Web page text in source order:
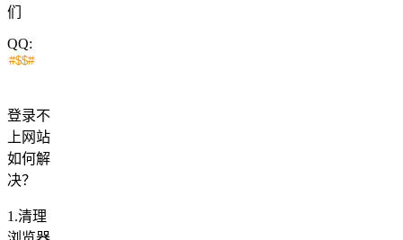
们
QQ:
登录不
上网站
如何解
决？
1.清理